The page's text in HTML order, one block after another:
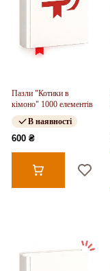
Пазли "Котики в
кімоно" 1000 елементів
В наявності
600 ₴